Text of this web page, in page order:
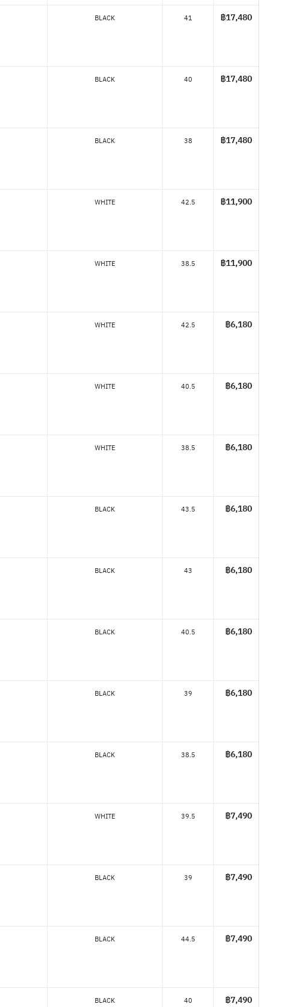
BLACK 41 ฿17,480
BLACK 40 ฿17,480
BLACK 38 ฿17,480
WHITE 42.5 ฿11,900
WHITE 38.5 ฿11,900
WHITE 42.5 ฿6,180
WHITE 40.5 ฿6,180
WHITE 38.5 ฿6,180
BLACK 43.5 ฿6,180
BLACK 43 ฿6,180
BLACK 40.5 ฿6,180
BLACK 39 ฿6,180
BLACK 38.5 ฿6,180
WHITE 39.5 ฿7,490
BLACK 39 ฿7,490
BLACK 44.5 ฿7,490
BLACK 40 ฿7,490